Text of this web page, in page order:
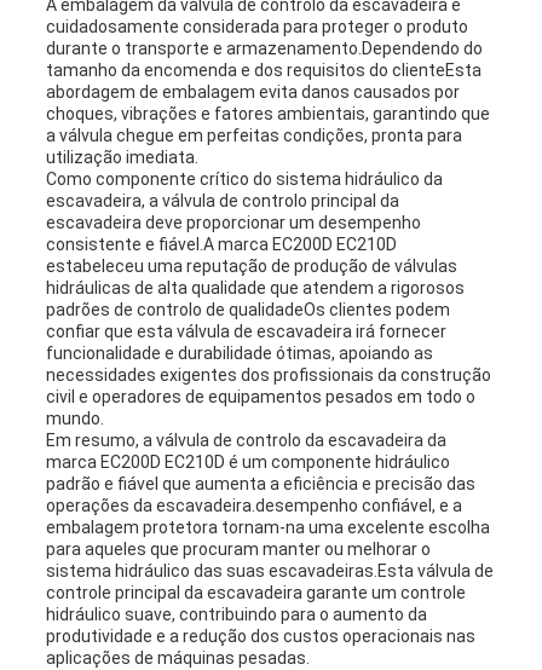
A embalagem da válvula de controlo da escavadeira é
cuidadosamente considerada para proteger o produto
durante o transporte e armazenamento.Dependendo do
tamanho da encomenda e dos requisitos do clienteEsta
abordagem de embalagem evita danos causados por
choques, vibrações e fatores ambientais, garantindo que
a válvula chegue em perfeitas condições, pronta para
utilização imediata.
Como componente crítico do sistema hidráulico da
escavadeira, a válvula de controlo principal da
escavadeira deve proporcionar um desempenho
consistente e fiável.A marca EC200D EC210D
estabeleceu uma reputação de produção de válvulas
hidráulicas de alta qualidade que atendem a rigorosos
padrões de controlo de qualidadeOs clientes podem
confiar que esta válvula de escavadeira irá fornecer
funcionalidade e durabilidade ótimas, apoiando as
necessidades exigentes dos profissionais da construção
civil e operadores de equipamentos pesados em todo o
mundo.
Em resumo, a válvula de controlo da escavadeira da
marca EC200D EC210D é um componente hidráulico
padrão e fiável que aumenta a eficiência e precisão das
operações da escavadeira.desempenho confiável, e a
embalagem protetora tornam-na uma excelente escolha
para aqueles que procuram manter ou melhorar o
sistema hidráulico das suas escavadeiras.Esta válvula de
controle principal da escavadeira garante um controle
hidráulico suave, contribuindo para o aumento da
produtividade e a redução dos custos operacionais nas
aplicações de máquinas pesadas.